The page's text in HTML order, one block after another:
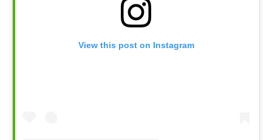
View this post on Instagram